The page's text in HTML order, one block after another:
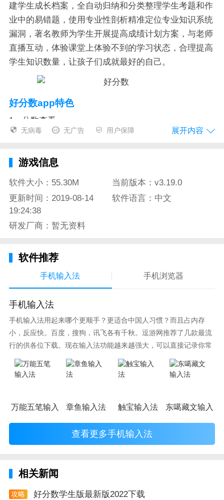
建学生成长档案，全自动归纳和分类整理学生考题和作
业中的易错题，使用专业性剖析精准定位专业知识系统
漏洞，著名教师为学生开展提高成绩计划方案，与老师
直播互动，体验课堂上体验不到的学习状态，合理提高
学生知识数量，让孩子们成就最好的自己。
好分数app特色
1，分数查看
己的成绩，在家就能及时了解自己的考试成绩，更早的
对自己这一段时间的学习状态，学习成果进行一个全面
的分析。
2，自动归纳
心，好分数app会帮你自动整理你的错题，包括考试和
作业中的所有错题，帮助你更好的分析自己的薄弱环节
在哪，及时作出对策。
3，制定方案
不知道怎么提升自己的学习能力，成绩，只是看分数稳
稳的保持不动，好分数app会根据你自身的学习能力，
学习进度，专门为你量身定做一套学习计划，只属于你
自己的学习计划，所有的计划都具有很强的针对性，不
要担心浪费时间去做这些计划。
无论在那里，好分数app都能给你良好的学习环境和学
习体验，让你成功的体会到学习的快乐，而不是重重的
学习压力，让你在知识的海洋中快乐的翱翔。
无病毒 无广告 用户保障 展开内容
游戏信息
软件大小：55.30M
当前版本：v3.19.0
更新时间：2019-08-14
19:24:38
软件语言：中文
研发厂商：暂无资料
软件推荐
手机输入法 手机浏览器
手机输入法
手机输入法用起来哪个更顺手？更适合中国人习惯？而且占内存
小，反应快。百度，搜狗，讯飞各有千秋。逗游网推荐了几款最流
行的供各位下载。现在输入法功能越来越强大，可以直接记录你常
使用的词语，并且还有各种新鲜好玩的表情，一款好的输入法直接
影响到你的打字速度哦。
万能五笔输入法章鱼输入法 触宝输入法 东噶藏文输入法
查看更多手机输入法
相关新闻
攻略 好分数学生版最新版2022下载